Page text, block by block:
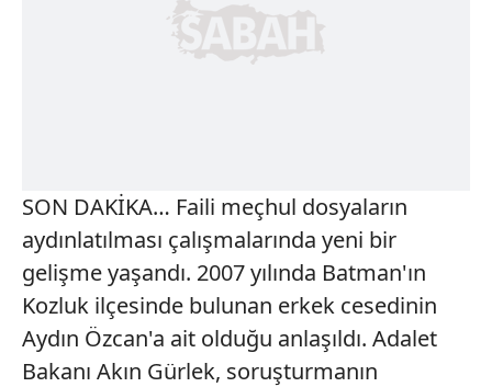
SON DAKİKA… Faili meçhul dosyaların
aydınlatılması çalışmalarında yeni bir
gelişme yaşandı. 2007 yılında Batman'ın
Kozluk ilçesinde bulunan erkek cesedinin
Aydın Özcan'a ait olduğu anlaşıldı. Adalet
Bakanı Akın Gürlek, soruşturmanın